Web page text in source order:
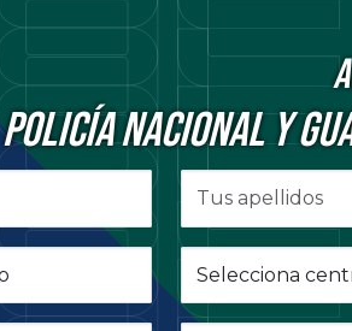
POLICÍA NACIONAL Y